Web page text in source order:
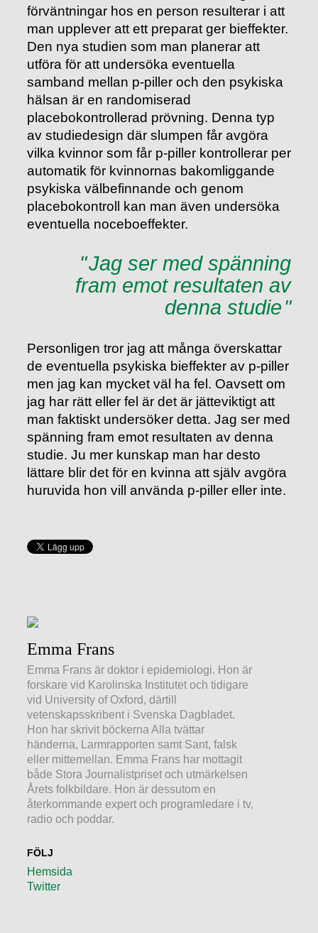
förväntningar hos en person resulterar i att
man upplever att ett preparat ger bieffekter.
Den nya studien som man planerar att
utföra för att undersöka eventuella
samband mellan p-piller och den psykiska
hälsan är en randomiserad
placebokontrollerad prövning. Denna typ
av studiedesign där slumpen får avgöra
vilka kvinnor som får p-piller kontrollerar per
automatik för kvinnornas bakomliggande
psykiska välbefinnande och genom
placebokontroll kan man även undersöka
eventuella noceboeffekter.
Jag ser med spänning
fram emot resultaten av
denna studie
Personligen tror jag att många överskattar
de eventuella psykiska bieffekter av p-piller
men jag kan mycket väl ha fel. Oavsett om
jag har rätt eller fel är det är jätteviktigt att
man faktiskt undersöker detta. Jag ser med
spänning fram emot resultaten av denna
studie. Ju mer kunskap man har desto
lättare blir det för en kvinna att själv avgöra
huruvida hon vill använda p-piller eller inte.
Emma Frans
Emma Frans är doktor i epidemiologi. Hon är
forskare vid Karolinska Institutet och tidigare
vid University of Oxford, därtill
vetenskapsskribent i Svenska Dagbladet.
Hon har skrivit böckerna Alla tvättar
händerna, Larmrapporten samt Sant, falsk
eller mittemellan. Emma Frans har mottagit
både Stora Journalistpriset och utmärkelsen
Årets folkbildare. Hon är dessutom en
återkommande expert och programledare i tv,
radio och poddar.
FÖLJ
Hemsida
Twitter